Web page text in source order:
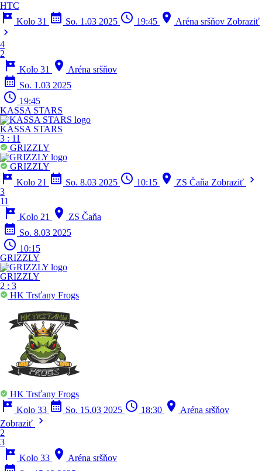
HTC
tour Kolo 31 calendar_month So. 1.03 2025 schedule 19:45 location_on Aréna sršňov Zobraziť
chevron_right
4
2
tour Kolo 31 location_on Aréna sršňov
calendar_month So. 1.03 2025
schedule 19:45
KASSA STARS
KASSA STARS
3 : 11
GRIZZLY
GRIZZLY
tour Kolo 21 calendar_month So. 8.03 2025 schedule 10:15 location_on ZS Čaňa Zobraziť chevron_right
3
11
tour Kolo 21 location_on ZS Čaňa
calendar_month So. 8.03 2025
schedule 10:15
GRIZZLY
GRIZZLY
2 : 3
HK Trsťany Frogs
HK Trsťany Frogs
tour Kolo 33 calendar_month So. 15.03 2025 schedule 18:30 location_on Aréna sršňov
Zobraziť
chevron_right
2
3
tour Kolo 33 location_on Aréna sršňov